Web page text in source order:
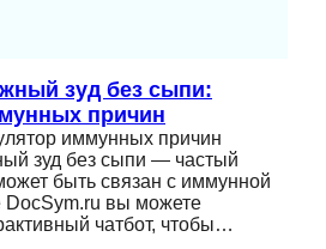
зуд без сыпи:
причин
иммунных причин
зуд без сыпи — частый
быть связан с иммунной
DocSym.ru вы можете
чатбот, чтобы…